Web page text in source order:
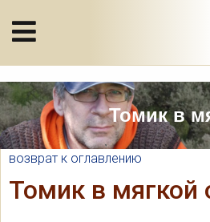
Томик в
возврат к оглавлению
Томик в мягкой